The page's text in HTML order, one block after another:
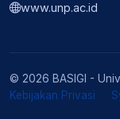
www.unp.ac.id
© 2026 BASIGI -
Kebijakan Privasi